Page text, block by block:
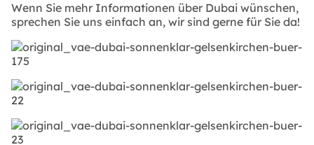
Wenn Sie mehr Informationen über Dubai wünschen,
sprechen Sie uns einfach an, wir sind gerne für Sie da!